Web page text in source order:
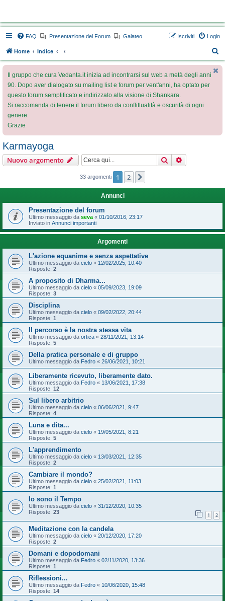
FAQ Presentazione del Forum Galateo Login
Iscriviti
Home Indice
e
Il gruppo che cura Vedanta.it inizia ad incontrarsi sul web a metà degli anni
90. Dopo aver dialogato su mailing list e forum per vent'anni, ha optato per
questo forum semplificato e indirizzato alla visione di Shankara.
Si raccomanda di tenere il forum libero da conflittualità e oscurità di ogni
genere.
Grazie
Karmayoga
Nuovo argomento Cerca
33 argomenti 1 2
Annunci
Presentazione del forum
Ultimo messaggio da seva « 01/10/2016, 23:17
Inviato in Annunci importanti
Argomenti
L'azione equanime e senza aspettative
Ultimo messaggio da cielo « 12/02/2025, 10:40
Risposte: 2
A proposito di Dharma...
Ultimo messaggio da cielo « 05/09/2023, 19:09
Risposte: 3
Disciplina
Ultimo messaggio da cielo « 09/02/2022, 20:44
Risposte: 1
Il percorso è la nostra stessa vita
Ultimo messaggio da ortica « 28/11/2021, 13:14
Risposte: 5
Della pratica personale e di gruppo
Ultimo messaggio da Fedro « 26/06/2021, 10:21
Liberamente ricevuto, liberamente dato.
Ultimo messaggio da Fedro « 13/06/2021, 17:38
Risposte: 12
Sul libero arbitrio
Ultimo messaggio da cielo « 06/06/2021, 9:47
Risposte: 4
Luna e dita...
Ultimo messaggio da cielo « 19/05/2021, 8:21
Risposte: 5
L'apprendimento
Ultimo messaggio da cielo « 13/03/2021, 12:35
Risposte: 2
Cambiare il mondo?
Ultimo messaggio da cielo « 25/02/2021, 11:03
Risposte: 1
Io sono il Tempo
Ultimo messaggio da cielo « 31/12/2020, 10:35
Risposte: 23 1 2
Meditazione con la candela
Ultimo messaggio da cielo « 20/12/2020, 17:20
Risposte: 2
Domani e dopodomani
Ultimo messaggio da Fedro « 02/11/2020, 13:36
Risposte: 1
Riflessioni...
Ultimo messaggio da Fedro « 10/06/2020, 15:48
Risposte: 14